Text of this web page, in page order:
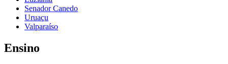
Senador Canedo
Uruaçu
Valparaíso
Ensino